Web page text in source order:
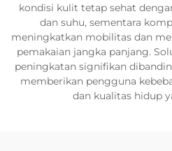
kondisi kulit tetap sehat
dan suhu, sementara
meningkatkan mobilitas dan
pemakaian jangka panjang.
peningkatan signifikan
memberikan pengguna
dan kualitas hidup